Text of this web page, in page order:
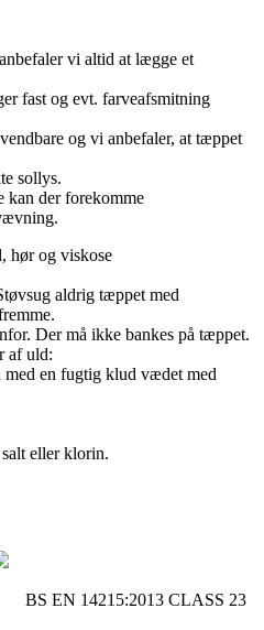
vi altid at lægge et
fast og evt. farveafsmitning
og vi anbefaler, at tæppet
sollys.
kan der forekomme
hør og viskose
aldrig tæppet med
Der må ikke bankes på tæppet.
af uld:
en fugtig klud vædet med
eller klorin.
EN 14215:2013 CLASS 23